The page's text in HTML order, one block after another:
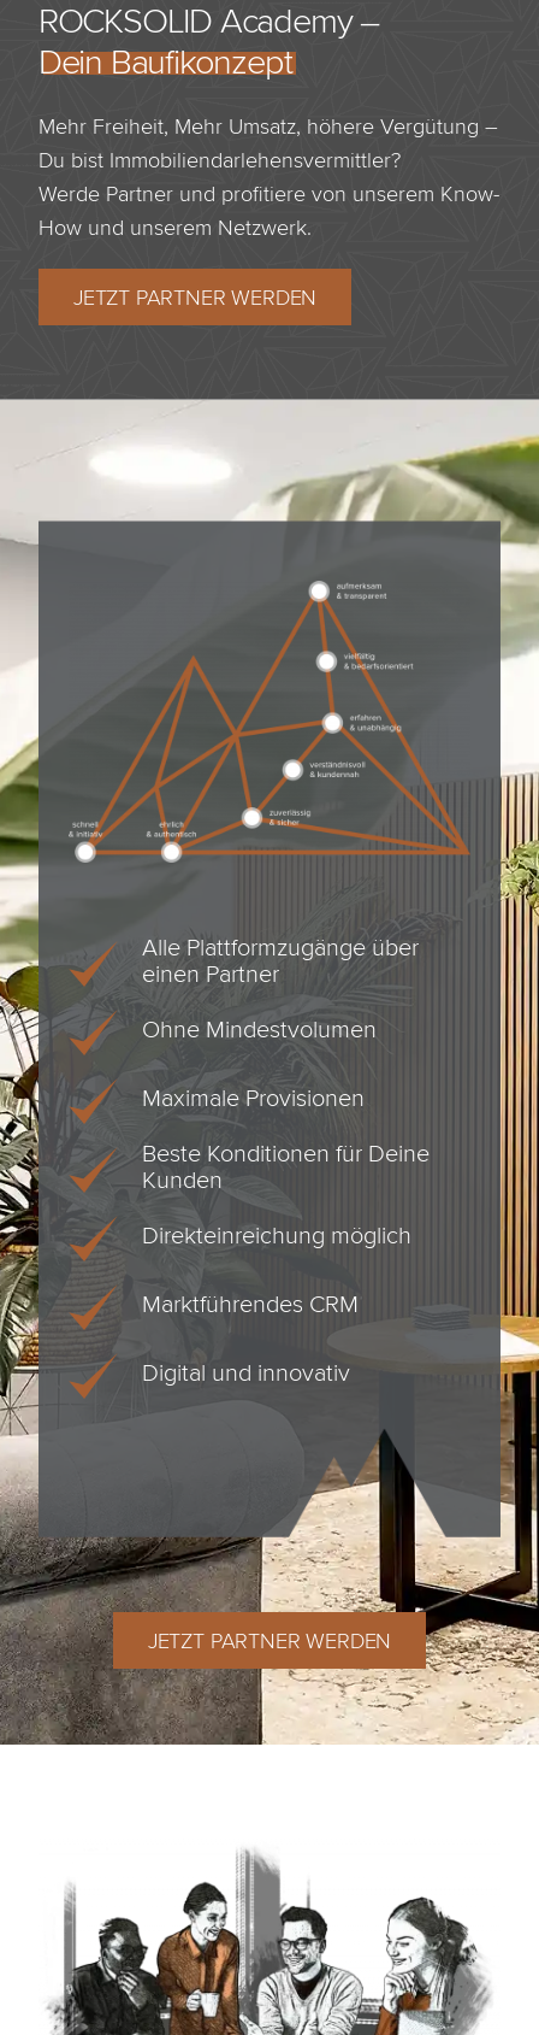
ROCKSOLID Academy –
Dein Baufikonzept
Mehr Freiheit, Mehr Umsatz, höhere Vergütung –
Du bist Immobiliendarlehensvermittler?
Werde Partner und profitiere von unserem Know-
How und unserem Netzwerk.
JETZT PARTNER WERDEN
Alle Plattformzugänge über
einen Partner
Ohne Mindestvolumen
Maximale Provisionen
Beste Konditionen für Deine
Kunden
Direkteinreichung möglich
Marktführendes CRM
Digital und innovativ
JETZT PARTNER WERDEN